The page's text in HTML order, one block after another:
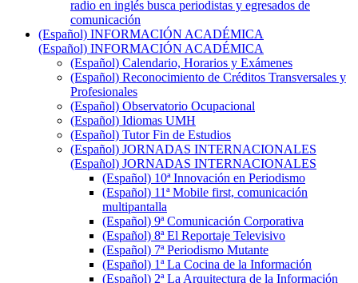
radio en inglés busca periodistas y egresados de
comunicación
(Español) INFORMACIÓN ACADÉMICA
(Español) INFORMACIÓN ACADÉMICA
(Español) Calendario, Horarios y Exámenes
(Español) Reconocimiento de Créditos Transversales y
Profesionales
(Español) Observatorio Ocupacional
(Español) Idiomas UMH
(Español) Tutor Fin de Estudios
(Español) JORNADAS INTERNACIONALES
(Español) JORNADAS INTERNACIONALES
(Español) 10ª Innovación en Periodismo
(Español) 11ª Mobile first, comunicación
multipantalla
(Español) 9ª Comunicación Corporativa
(Español) 8ª El Reportaje Televisivo
(Español) 7ª Periodismo Mutante
(Español) 1ª La Cocina de la Información
(Español) 2ª La Arquitectura de la Información